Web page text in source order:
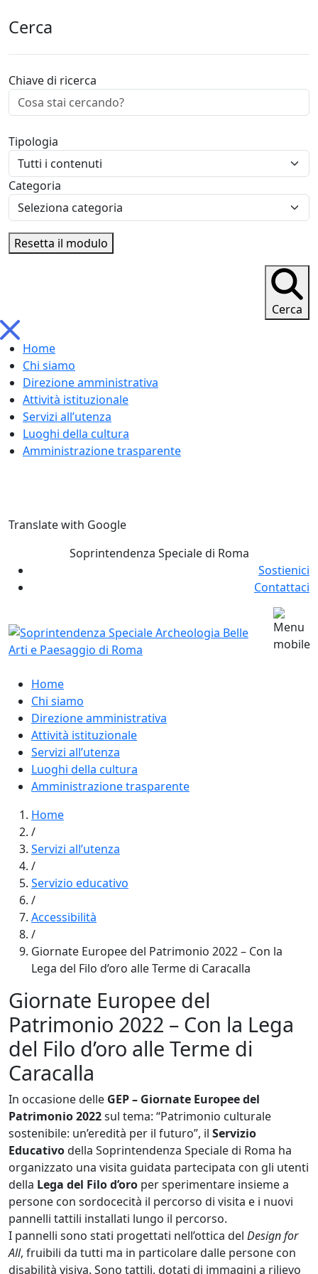
Cerca
Chiave di ricerca
Tipologia
Categoria
Resetta il modulo
Cerca
Home
Chi siamo
Direzione amministrativa
Attività istituzionale
Servizi all’utenza
Luoghi della cultura
Amministrazione trasparente
SkipTranslate with Google
Soprintendenza Speciale di Roma
Sostienici
Contattaci
Home
Chi siamo
Direzione amministrativa
Attività istituzionale
Servizi all’utenza
Luoghi della cultura
Amministrazione trasparente
Home
/
Servizi all’utenza
/
Servizio educativo
/
Accessibilità
/
Giornate Europee del Patrimonio 2022 – Con la
Lega del Filo d’oro alle Terme di Caracalla
Giornate Europee del
Patrimonio 2022 – Con la Lega
del Filo d’oro alle Terme di
Caracalla
In occasione delle GEP – Giornate Europee del
Patrimonio 2022sul tema: “Patrimonio culturale
sostenibile: un’eredità per il futuro”, il Servizio
Educativodella Soprintendenza Speciale di Roma ha
organizzato una visita guidata partecipata con gli utenti
della Lega del Filo d’oro per sperimentare insieme a
persone con sordocecità il percorso di visita e i nuovi
pannelli tattili installati lungo il percorso.
I pannelli sono stati progettati nell’ottica del Design for
All, fruibili da tutti ma in particolare dalle persone con
disabilità visiva. Sono tattili, dotati di immagini a rilievo